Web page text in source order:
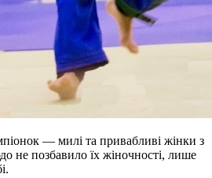
— милі та привабливі жінки з
не позбавило їх жіночності, лише